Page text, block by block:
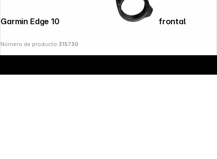
Garmin Edge 1000 Aero soporte montaje frontal
Número de producto:315730